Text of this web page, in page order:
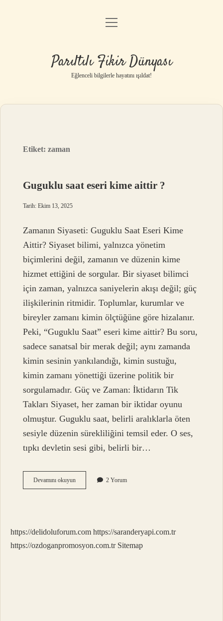
Anasayfa
Yasal Uyarı
menüyü
Parıltılı Fikir Dünyası
Eğlenceli bilgilerle hayatını ışıldat!
Etiket:zaman
Guguklu saat eseri kime aittir ?
Tarih: Ekim 13, 2025
Zamanın Siyaseti: Guguklu Saat Eseri Kime
Aittir? Siyaset bilimi, yalnızca yönetim
biçimlerini değil, zamanın ve düzenin kime
hizmet ettiğini de sorgular. Bir siyaset bilimci
için zaman, yalnızca saniyelerin akışı değil; güç
ilişkilerinin ritmidir. Toplumlar, kurumlar ve
bireyler zamanı kimin ölçtüğüne göre hizalanır.
Peki, “Guguklu Saat” eseri kime aittir? Bu soru,
sadece sanatsal bir merak değil; aynı zamanda
kimin sesinin yankılandığı, kimin sustuğu,
kimin zamanı yönettiği üzerine politik bir
sorgulamadır. Güç ve Zaman: İktidarın Tik
Takları Siyaset, her zaman bir iktidar oyunu
olmuştur. Guguklu saat, belirli aralıklarla öten
sesiyle düzenin sürekliliğini temsil eder. O ses,
tıpkı devletin sesi gibi, belirli bir…
Devamını okuyunGuguklu
saat
2 Yorum
https://delidoluforum.com https://saranderyapi.com.tr
https://ozdoganpromosyon.com.tr Sitemap